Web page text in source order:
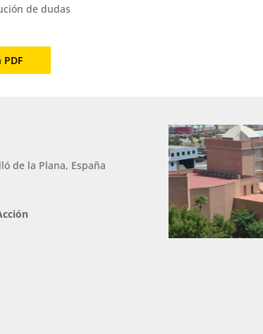
de dudas
de la Plana, España